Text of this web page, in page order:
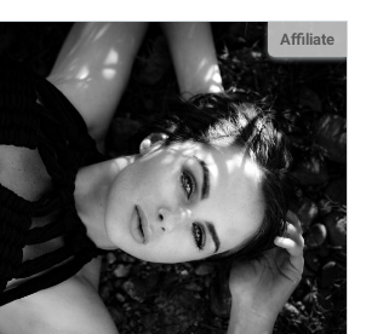
Affiliate